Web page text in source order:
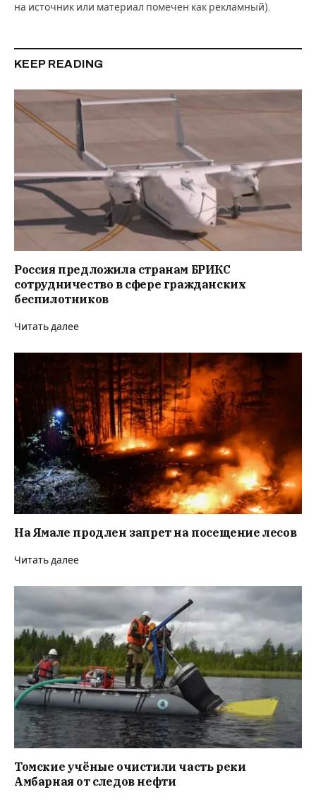
на источник или материал помечен как рекламный).
KEEP READING
Россия предложила странам БРИКС
сотрудничество в сфере гражданских
беспилотников
Читать далее
На Ямале продлен запрет на посещение лесов
Читать далее
Томские учёные очистили часть реки
Амбарная от следов нефти